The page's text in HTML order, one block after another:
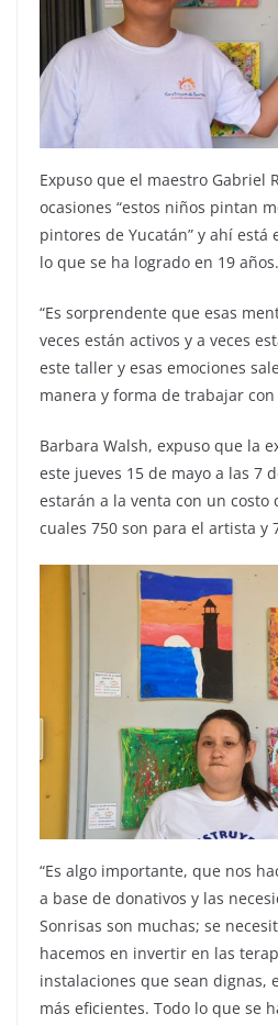
Expuso que el maestro Gabriel
ocasiones “estos niños pintan
pintores de Yucatán” y ahí está
lo que se ha logrado en 19 años.
“Es sorprendente que esas
veces están activos y a veces
este taller y esas emociones
manera y forma de trabajar con
Barbara Walsh, expuso que la
este jueves 15 de mayo a las 7
estarán a la venta con un costo
cuales 750 son para el artista y
“Es algo importante, que nos
a base de donativos y las
Sonrisas son muchas; se
hacemos en invertir en las
instalaciones que sean dignas,
más eficientes. Todo lo que se